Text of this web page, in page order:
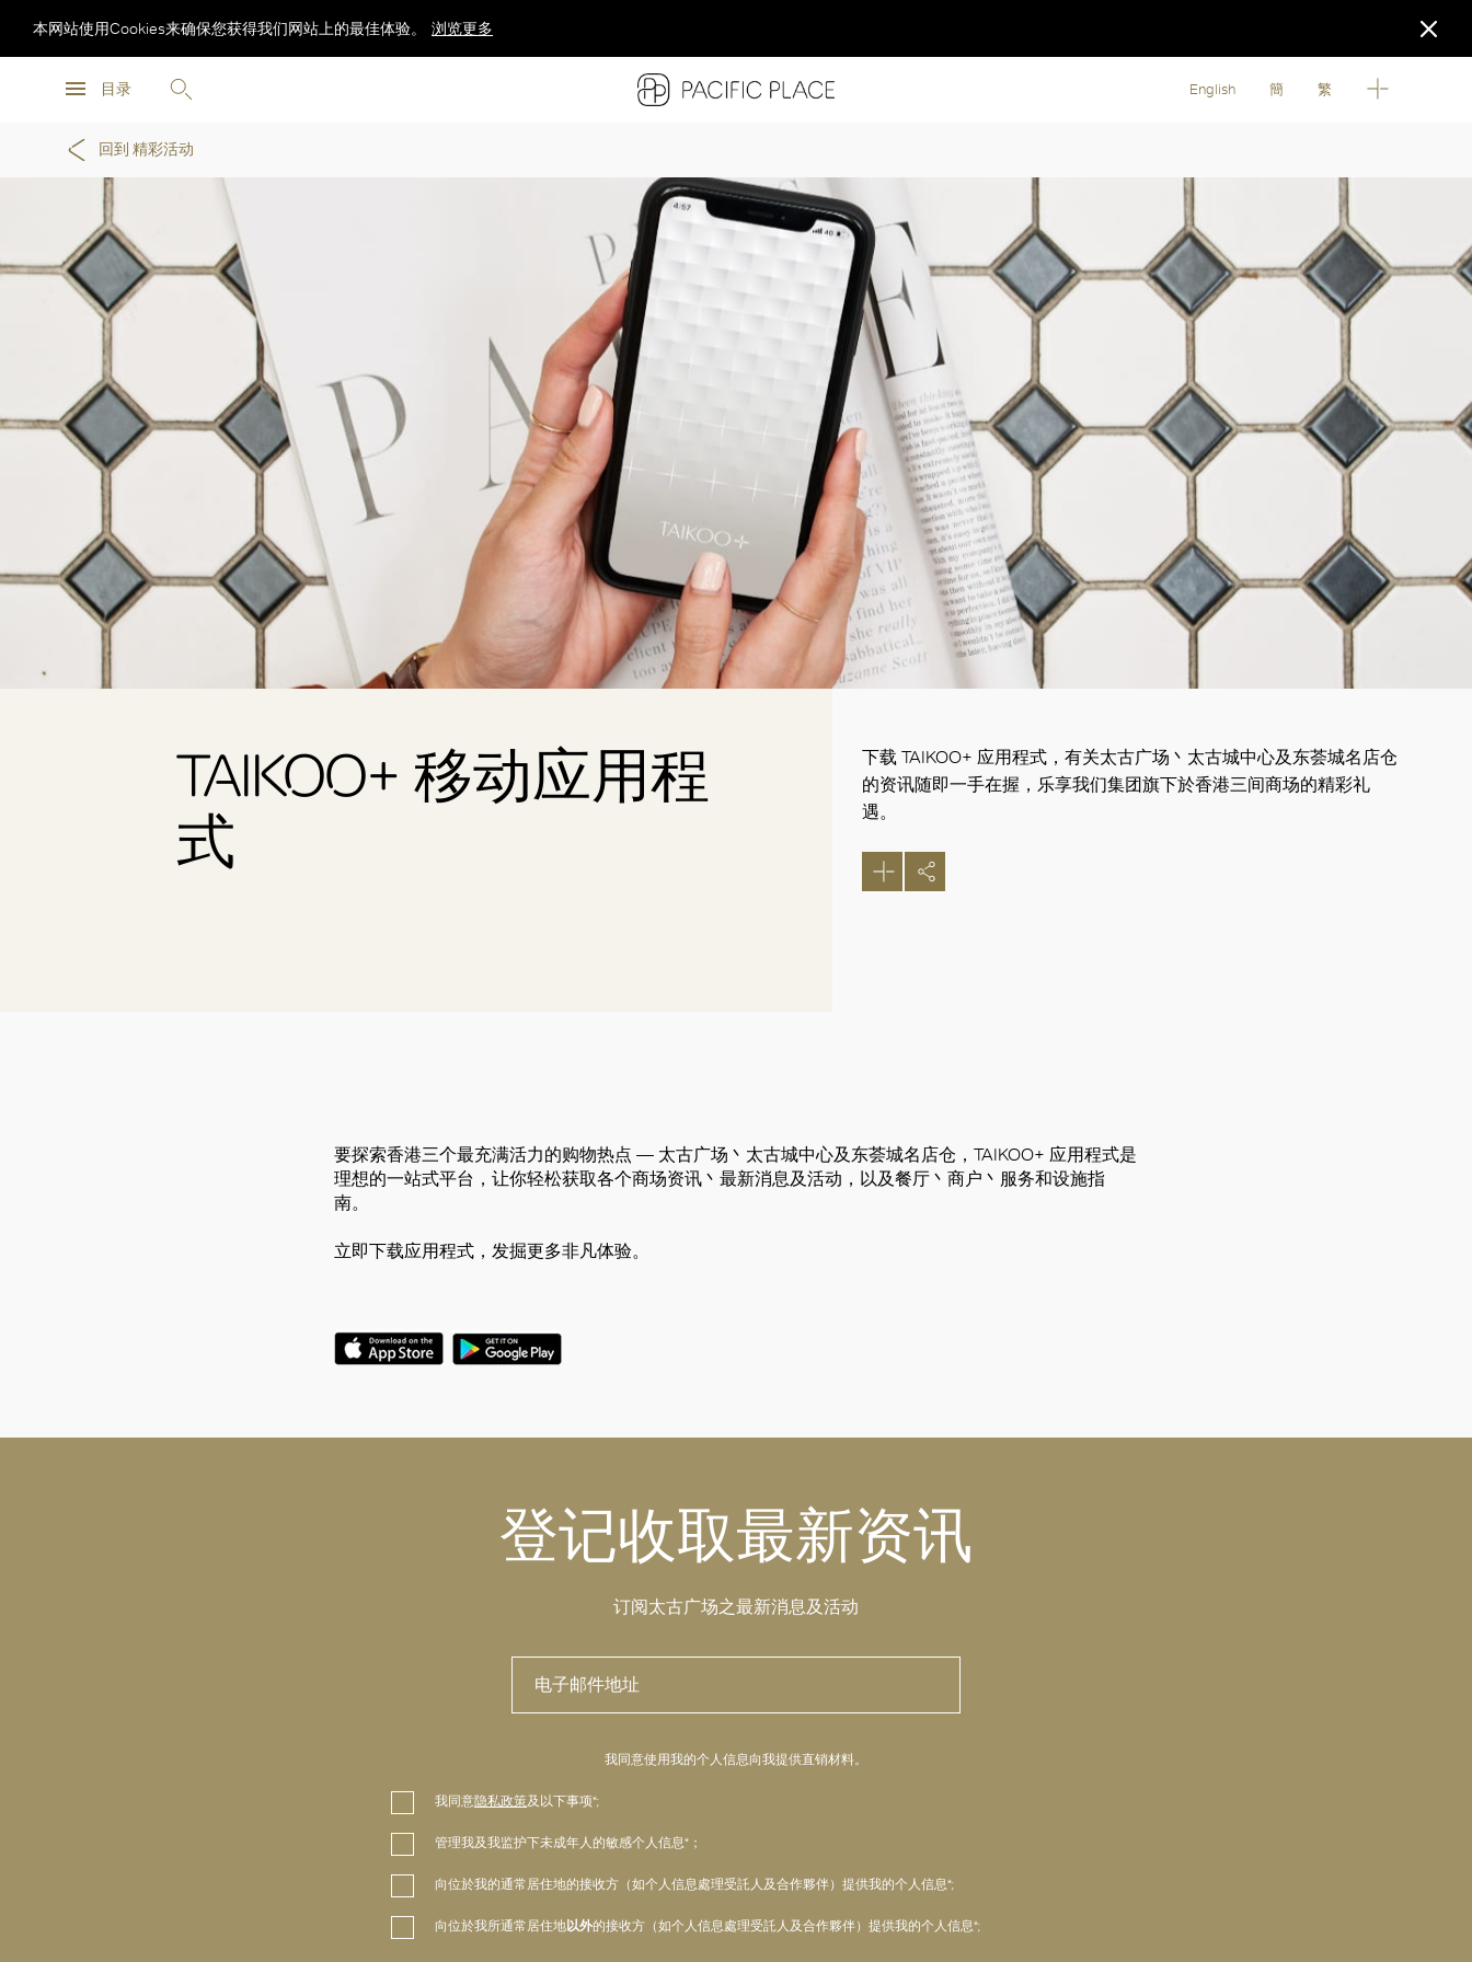
目录
本网站使用Cookies来确保您获得我们网站上的最佳体验。 浏览更多
English 簡 繁
回到 精彩活动
TAIKOO+ 移动应用程
式
下载 TAIKOO+ 应用程式，有关太古广场丶太古城中心及东荟城名店仓
的资讯随即一手在握，乐享我们集团旗下於香港三间商场的精彩礼
遇。
要探索香港三个最充满活力的购物热点 — 太古广场丶太古城中心及东荟城名店仓，TAIKOO+ 应用程式是
理想的一站式平台，让你轻松获取各个商场资讯丶最新消息及活动，以及餐厅丶商户丶服务和设施指
南。
立即下载应用程式，发掘更多非凡体验。
登记收取最新资讯
订阅太古广场之最新消息及活动
我同意使用我的个人信息向我提供直销材料。
我同意隐私政策及以下事项*;
管理我及我监护下未成年人的敏感个人信息*；
向位於我的通常居住地的接收方（如个人信息處理受託人及合作夥伴）提供我的个人信息*;
向位於我所通常居住地以外的接收方（如个人信息處理受託人及合作夥伴）提供我的个人信息*;
好